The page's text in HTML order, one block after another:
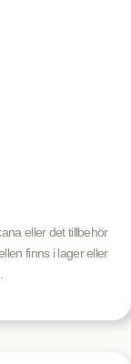
eller det tillbehör
finns i lager eller